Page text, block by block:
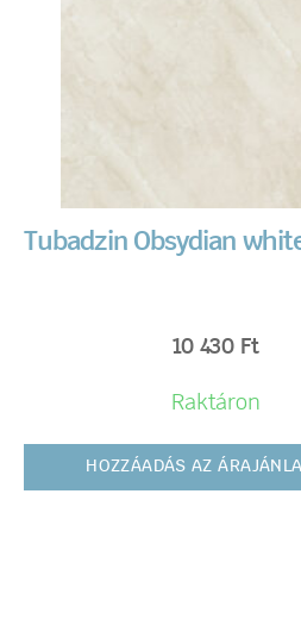
Tubadzin Obsydian
10 430 Ft
Raktáron
HOZZÁADÁS AZ